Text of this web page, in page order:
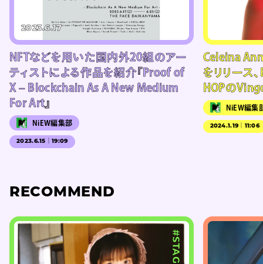
2023.6.17
NFTなどを用いた国内外20組のアー
ティストによる作品を紹介『Proof of
X – Blockchain As A New Medium
For Art』
NiEW編集部
2023.6.15｜19:09
Celeina Ann
をリリース
HOPの
NiEW編集
2024.1.19｜11:06
RECOMMEND
#STAGE